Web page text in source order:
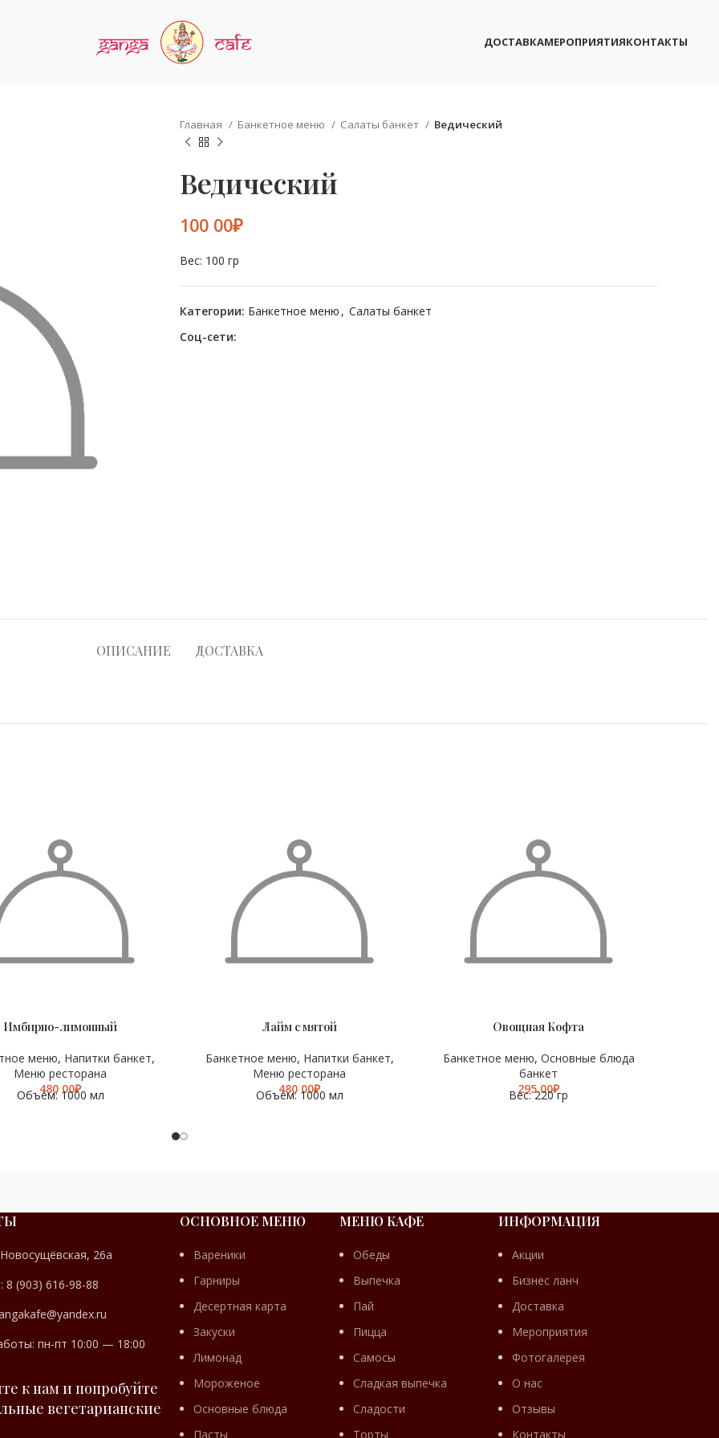
ДОСТАВКАМЕРОПРИЯТИЯКОНТАКТЫ
Главная Банкетное меню Салаты банкет Ведический
Ведический
₽
Вес: 100 гр
Категории: Банкетное меню , Салаты банкет
Соц-сети:
ОПИСАНИЕ ДОСТАВКА
1000 мл
Имбирно-лимонный
меню, Напитки банкет,
Меню ресторана
₽
Объём: 1000 мл
1000 мл
Лайм с мятой
Банкетное меню, Напитки банкет,
Меню ресторана
₽
Объём: 1000 мл
220 гр
Овощная Кофта
Банкетное меню, Основные блюда
банкет
₽
Вес: 220 гр
ЛАНЧ
МЕНЮ
26а
8 (903) 616-98-88
пн-пт 10:00 — 18:00
к нам и попробуйте
вегетарианские
ОСНОВНОЕ МЕНЮ
Вареники
Гарниры
Десертная карта
Закуски
Лимонад
Мороженое
Основные блюда
Пасты
МЕНЮ КАФЕ
Обеды
Выпечка
Пай
Пицца
Самосы
Сладкая выпечка
Сладости
Торты
ИНФОРМАЦИЯ
Акции
Бизнес ланч
Доставка
Мероприятия
Фотогалерея
О нас
Отзывы
Контакты